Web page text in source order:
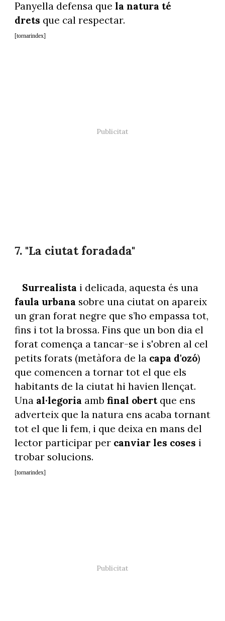
Panyella defensa que la natura té
drets que cal respectar.
[tornarindex]
7. "La ciutat foradada"
Surrealista i delicada, aquesta és una
faula urbana sobre una ciutat on apareix
un gran forat negre que s’ho empassa tot,
fins i tot la brossa. Fins que un bon dia el
forat comença a tancar-se i s'obren al cel
petits forats (metàfora de la capa d'ozó)
que comencen a tornar tot el que els
habitants de la ciutat hi havien llençat.
Una al·legoria amb final obertque ens
adverteix que la natura ens acaba tornant
tot el que li fem, i que deixa en mans del
lector participar per canviar les coses i
trobar solucions.
[tornarindex]